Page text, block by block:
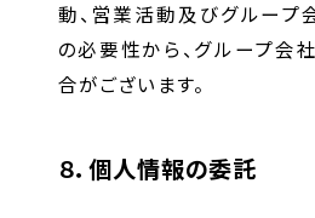
動、営業活動及びグループ
の必要性から、グループ会
合がございます。
８．個人情報の委託